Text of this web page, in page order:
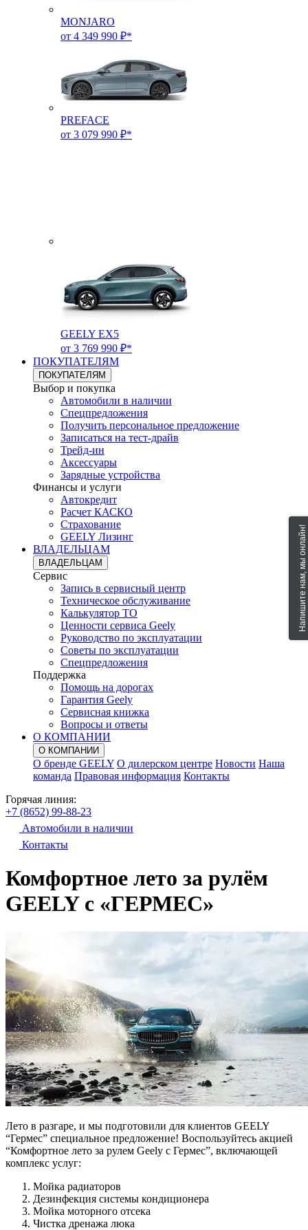
MONJARO
от 4 349 990 ₽*
PREFACE
от 3 079 990 ₽*
GEELY EX5
от 3 769 990 ₽*
ПОКУПАТЕЛЯМ
ПОКУПАТЕЛЯМ
Выбор и покупка
Автомобили в наличии
Спецпредложения
Получить персональное предложение
Записаться на тест-драйв
Трейд-ин
Аксессуары
Зарядные устройства
Финансы и услуги
Автокредит
Расчет КАСКО
Страхование
GEELY Лизинг
ВЛАДЕЛЬЦАМ
ВЛАДЕЛЬЦАМ
Сервис
Запись в сервисный центр
Техническое обслуживание
Калькулятор ТО
Ценности сервиса Geely
Руководство по эксплуатации
Советы по эксплуатации
Спецпредложения
Поддержка
Помощь на дорогах
Гарантия Geely
Сервисная книжка
Вопросы и ответы
О КОМПАНИИ
О КОМПАНИИ
О бренде GEELY О дилерском центре Новости Наша
команда Правовая информация Контакты
Горячая линия:
+7 (8652) 99-88-23
Автомобили в наличии
Контакты
Комфортное лето за рулём
GEELY с «ГЕРМЕС»
Лето в разгаре, и мы подготовили для клиентов GEELY
“Гермес” специальное предложение! Воспользуйтесь акцией
“Комфортное лето за рулем Geely с Гермес”, включающей
комплекс услуг:
Мойка радиаторов
Дезинфекция системы кондиционера
Мойка моторного отсека
Чистка дренажа люка
Напишите нам, мы онлайн!